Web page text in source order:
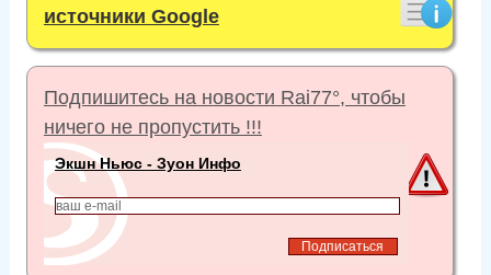
источники Google
Подпишитесь на новости Rai77°, чтобы
ничего не пропустить !!!
Экшн Ньюс - Зуон Инфо